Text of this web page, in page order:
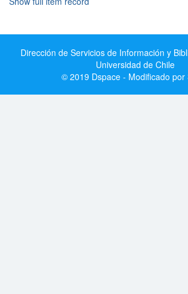
Dirección de Servicios de Información y
Universidad de Chile
© 2019 Dspace - Modificado por